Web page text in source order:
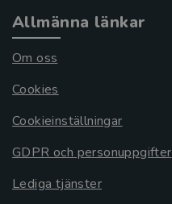
Allmänna länkar
Om oss
Cookies
Cookieinställningar
GDPR och personuppgifter
Lediga tjänster